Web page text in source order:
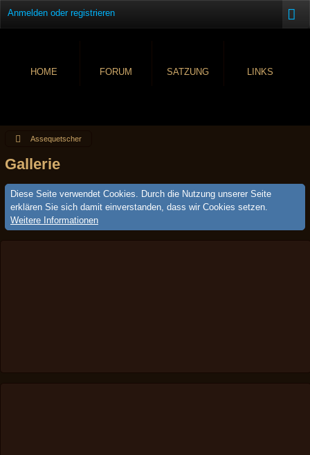
Anmelden oder registrieren
HOME FORUM SATZUNG LINKS
Assequetscher
Gallerie
Diese Seite verwendet Cookies. Durch die Nutzung unserer Seite
erklären Sie sich damit einverstanden, dass wir Cookies setzen.
Weitere Informationen